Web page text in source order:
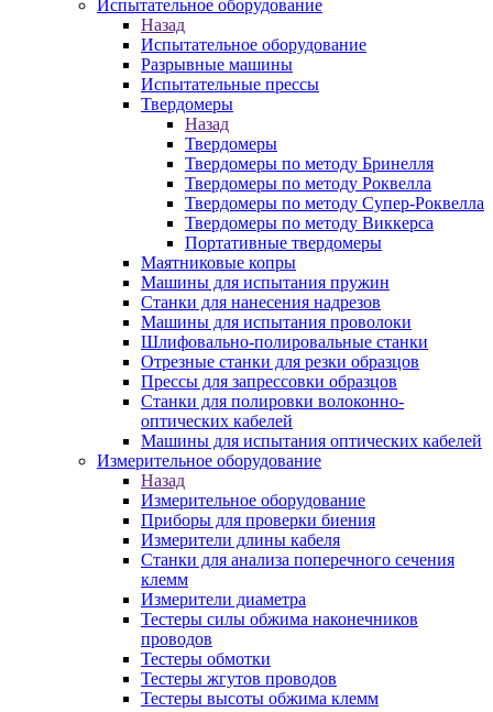
Испытательное оборудование
Назад
Испытательное оборудование
Разрывные машины
Испытательные прессы
Твердомеры
Назад
Твердомеры
Твердомеры по методу Бринелля
Твердомеры по методу Роквелла
Твердомеры по методу Супер-Роквелла
Твердомеры по методу Виккерса
Портативные твердомеры
Маятниковые копры
Машины для испытания пружин
Станки для нанесения надрезов
Машины для испытания проволоки
Шлифовально-полировальные станки
Отрезные станки для резки образцов
Прессы для запрессовки образцов
Станки для полировки волоконно-
оптических кабелей
Машины для испытания оптических кабелей
Измерительное оборудование
Назад
Измерительное оборудование
Приборы для проверки биения
Измерители длины кабеля
Станки для анализа поперечного сечения
клемм
Измерители диаметра
Тестеры силы обжима наконечников
проводов
Тестеры обмотки
Тестеры жгутов проводов
Тестеры высоты обжима клемм